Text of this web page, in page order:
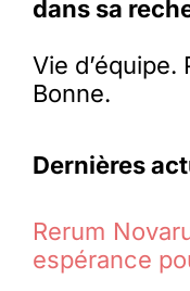
dans sa
Vie
Bonne.
Dernières
Rerum
espérance